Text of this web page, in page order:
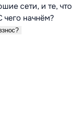
сети, и те, что
начнём?